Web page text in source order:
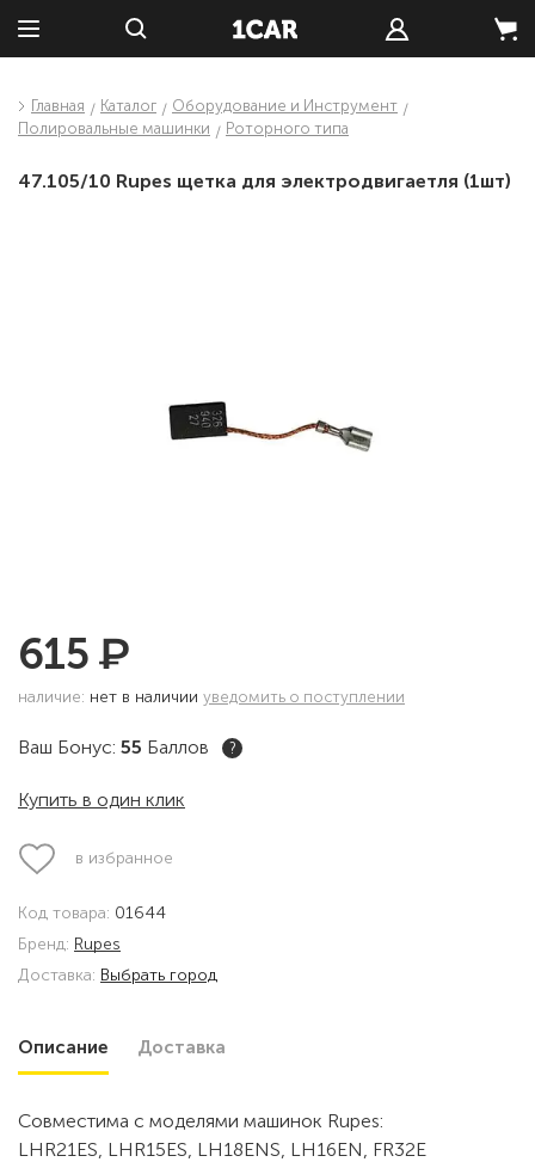
Главная Каталог
Оборудование и Инструмент
Полировальные машинки
Роторного типа
47.105/10 Rupes щетка для электродвигаетля (1шт)
615 ₽
наличие: нет в наличии уведомить о поступлении
Ваш Бонус: 55 Баллов ?
Купить в один клик
в избранное
Код товара: 01644
Бренд: Rupes
Доставка: Выбрать город
Описание Доставка
Совместима с моделями машинок Rupes:
LHR21ES, LHR15ES, LH18ENS, LH16EN, FR32E